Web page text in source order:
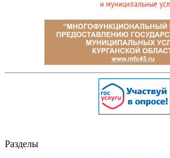
Разделы